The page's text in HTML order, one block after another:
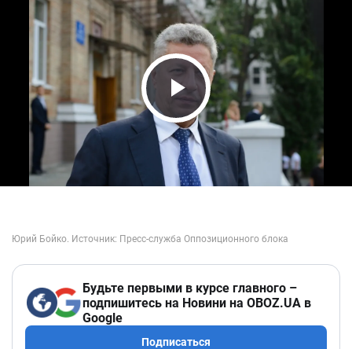
Play Video
Будьте первыми в курсе главного –
подпишитесь на Новини на OBOZ.UA в
Google
Подписаться